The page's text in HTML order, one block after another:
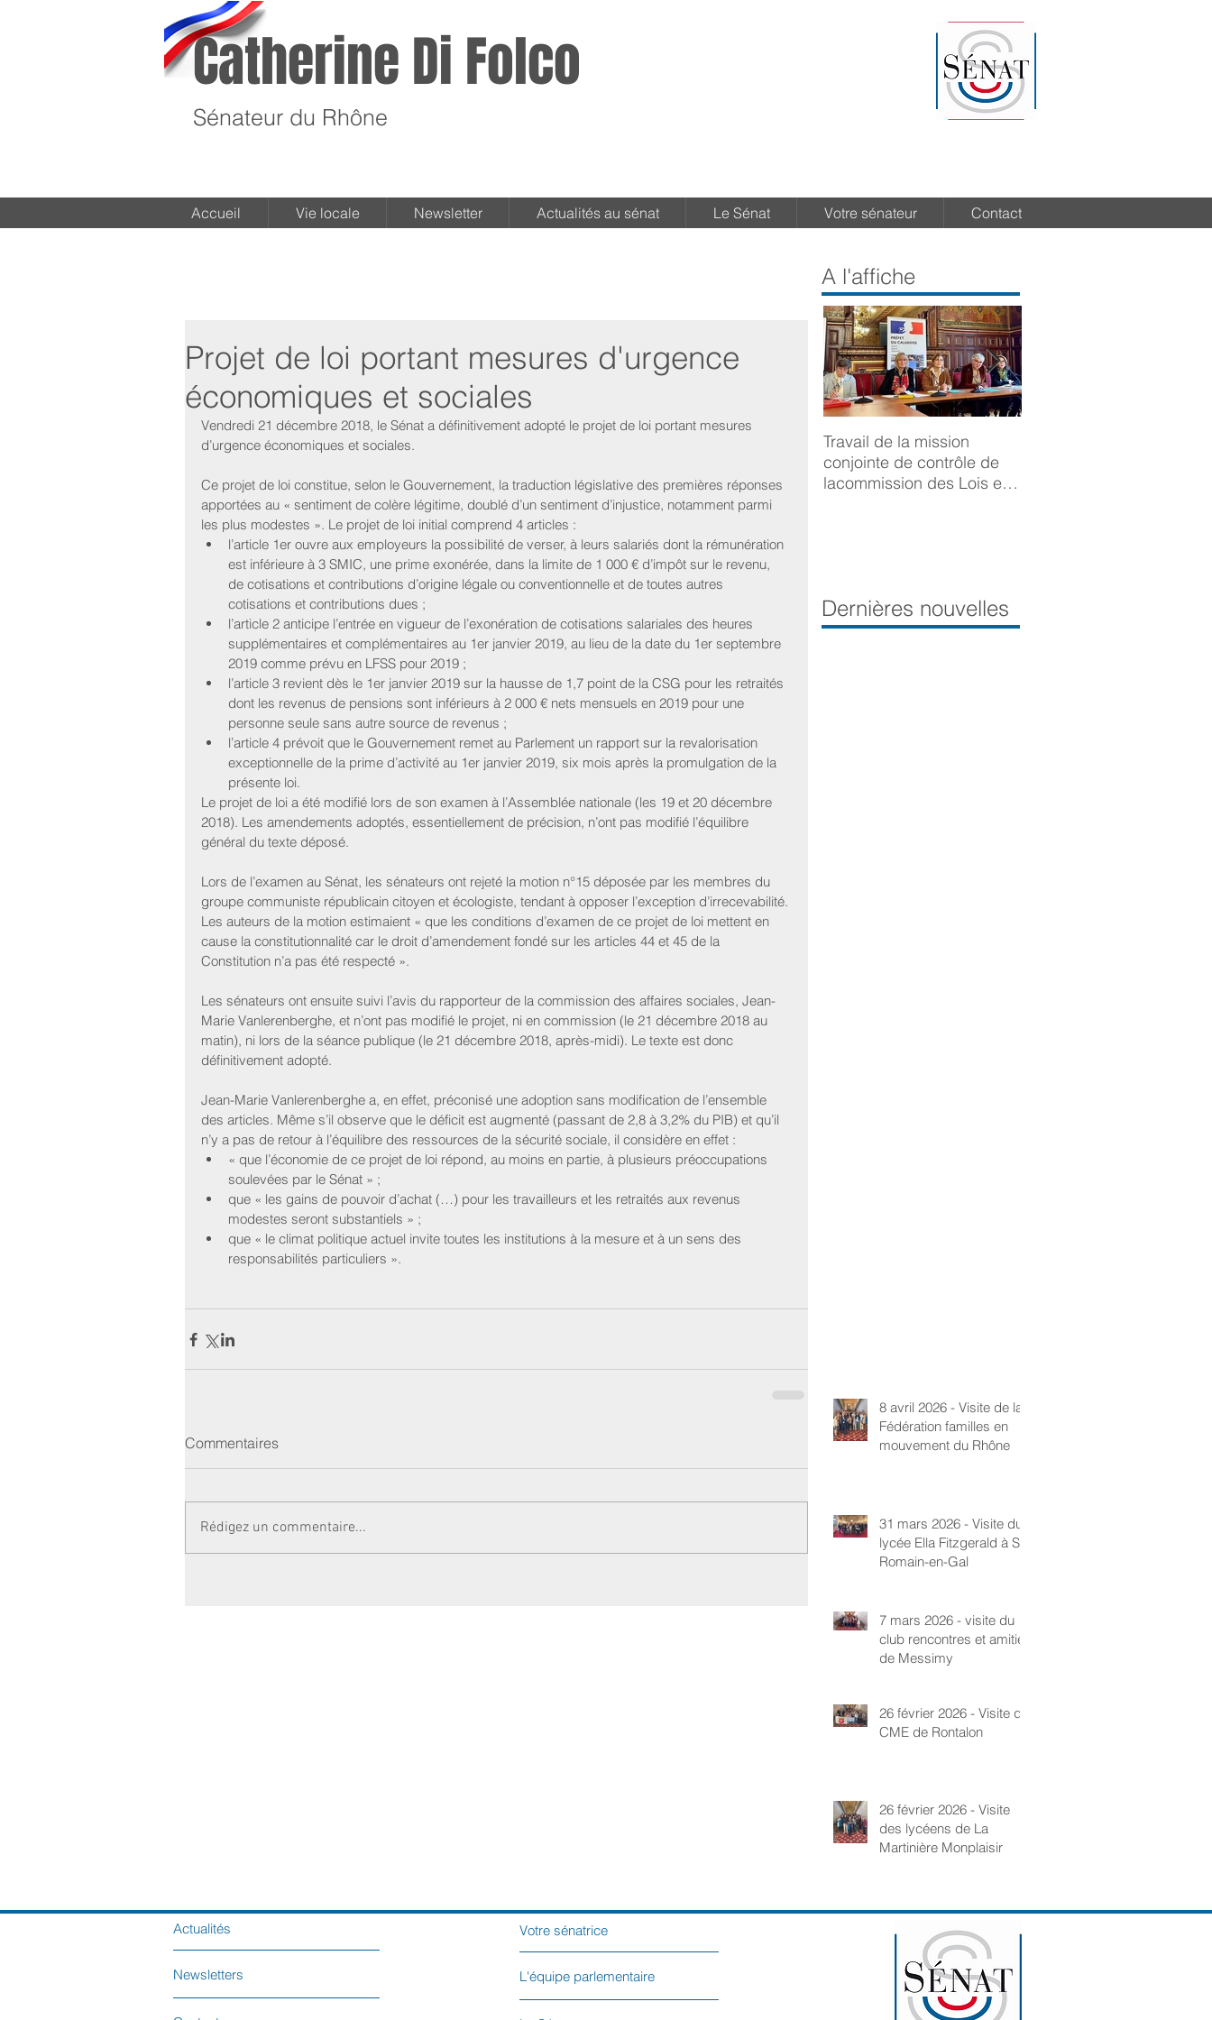
Catherine Di Folco
Sénateur du Rhône
Accueil Vie locale Newsletter Actualités au sénat Le Sénat Votre sénateur Contact
A l'affiche
Projet de loi portant mesures d'urgence
économiques et sociales
Vendredi 21 décembre 2018, le Sénat a définitivement adopté le projet de loi portant mesures
d’urgence économiques et sociales.
Ce projet de loi constitue, selon le Gouvernement, la traduction législative des premières réponses
apportées au « sentiment de colère légitime, doublé d’un sentiment d’injustice, notamment parmi
les plus modestes ». Le projet de loi initial comprend 4 articles :
l’article 1er ouvre aux employeurs la possibilité de verser, à leurs salariés dont la rémunération
est inférieure à 3 SMIC, une prime exonérée, dans la limite de 1 000 € d’impôt sur le revenu,
de cotisations et contributions d’origine légale ou conventionnelle et de toutes autres
cotisations et contributions dues ;
l’article 2 anticipe l’entrée en vigueur de l’exonération de cotisations salariales des heures
supplémentaires et complémentaires au 1er janvier 2019, au lieu de la date du 1er septembre
2019 comme prévu en LFSS pour 2019 ;
l’article 3 revient dès le 1er janvier 2019 sur la hausse de 1,7 point de la CSG pour les retraités
dont les revenus de pensions sont inférieurs à 2 000 € nets mensuels en 2019 pour une
personne seule sans autre source de revenus ;
l’article 4 prévoit que le Gouvernement remet au Parlement un rapport sur la revalorisation
exceptionnelle de la prime d’activité au 1er janvier 2019, six mois après la promulgation de la
présente loi.
Le projet de loi a été modifié lors de son examen à l’Assemblée nationale (les 19 et 20 décembre
2018). Les amendements adoptés, essentiellement de précision, n’ont pas modifié l’équilibre
général du texte déposé.
Lors de l’examen au Sénat, les sénateurs ont rejeté la motion n°15 déposée par les membres du
groupe communiste républicain citoyen et écologiste, tendant à opposer l’exception d’irrecevabilité.
Les auteurs de la motion estimaient « que les conditions d’examen de ce projet de loi mettent en
cause la constitutionnalité car le droit d’amendement fondé sur les articles 44 et 45 de la
Constitution n’a pas été respecté ».
Les sénateurs ont ensuite suivi l’avis du rapporteur de la commission des affaires sociales, Jean-
Marie Vanlerenberghe, et n’ont pas modifié le projet, ni en commission (le 21 décembre 2018 au
matin), ni lors de la séance publique (le 21 décembre 2018, après-midi). Le texte est donc
définitivement adopté.
Jean-Marie Vanlerenberghe a, en effet, préconisé une adoption sans modification de l’ensemble
des articles. Même s’il observe que le déficit est augmenté (passant de 2,8 à 3,2% du PIB) et qu’il
n’y a pas de retour à l’équilibre des ressources de la sécurité sociale, il considère en effet :
« que l’économie de ce projet de loi répond, au moins en partie, à plusieurs préoccupations
soulevées par le Sénat » ;
que « les gains de pouvoir d’achat (…) pour les travailleurs et les retraités aux revenus
modestes seront substantiels » ;
que « le climat politique actuel invite toutes les institutions à la mesure et à un sens des
responsabilités particuliers ».
Commentaires
Rédigez un commentaire...
Travail de la mission
conjointe de contrôle de
lacommission des Lois et
Dernières nouvelles
8 avril 2026 - Visite de la
Fédération familles en
mouvement du Rhône
31 mars 2026 - Visite du
lycée Ella Fitzgerald à St-
Romain-en-Gal
7 mars 2026 - visite du
club rencontres et amitié
de Messimy
26 février 2026 - Visite du
CME de Rontalon
26 février 2026 - Visite
des lycéens de La
Martinière Monplaisir
Actualités
Newsletters
Votre sénatrice
L'équipe parlementaire